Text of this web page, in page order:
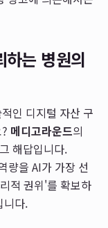
는 병원의
인 디지털 자산 구
메디고라운드의
해답입니다.
량을 AI가 가장 선
적 권위'를 확보하
니다.